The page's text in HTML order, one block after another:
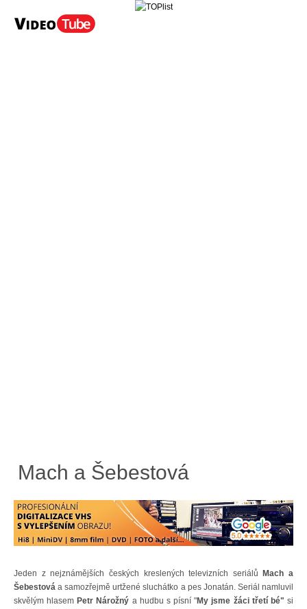
Mach a Šebestová
Jeden z nejznámějších českých kreslených televizních seriálů
Mach a
Šebestová a samozřejmě urtžené sluchátko a pes Jonatán. Seriál namluvil
skvělým hlasem Petr Nárožný a hudbu s písní "My jsme žáci třetí bé" si